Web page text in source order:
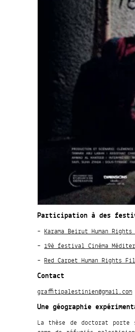
Participation à des
–Karama Beirut Human
–19è festival Cinéma
–Red Carpet Human Rights
Contact
graffitipalestinien@gmail.com
Une géographie
La thèse de doctorat